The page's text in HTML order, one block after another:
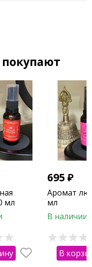
мл
695₽
Аромат
мл
В наличии
В